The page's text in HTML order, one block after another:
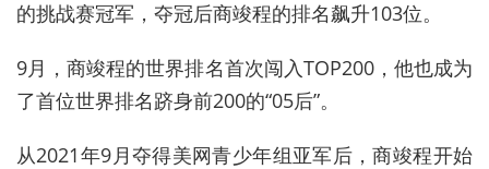
的挑战赛冠军，夺冠后商竣程的排名飙升103位。
9月，商竣程的世界排名首次闯入TOP200，他也成为
了首位世界排名跻身前200的“05后”。
从2021年9月夺得美网青少年组亚军后，商竣程开始